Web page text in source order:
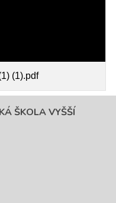
(1).pdf
ŠKOLA VYŠŠÍ